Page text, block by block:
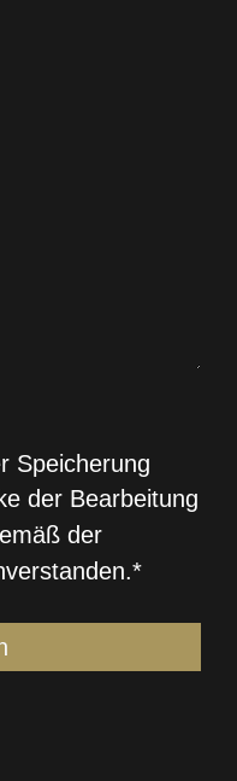
Speicherung
der Bearbeitung
der